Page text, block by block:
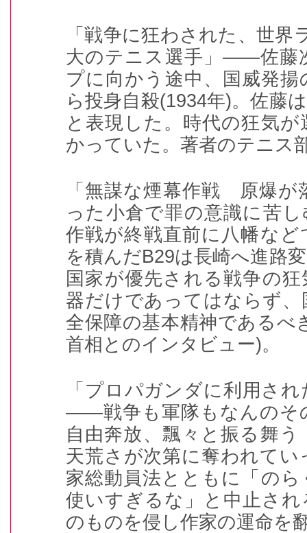
「戦争に狂わされた、世界
大のテニス選手」――佐藤
プに向かう途中、国威発
ら投身自殺(1934年)。佐藤
と表現した。時代の狂気
かっていた。著者のテニス
「無謀な煙幕作戦 原爆が
った小倉で罪の意識に苦
作戦が終戦直前に八幡な
を積んだB29は長崎へ進路
国家が優先される戦争の
器だけであってはならず
全保障の基本精神であるべ
首相とのインタビュー)。
「プロパガンダに利用さ
――戦争も軍隊もなんのそ
自由奔放、飄々と振る舞
天荒さが次第に奪われてい
家総動員法とともに「の
使いすぎるな」と中止さ
のものを侵し作家の運命を